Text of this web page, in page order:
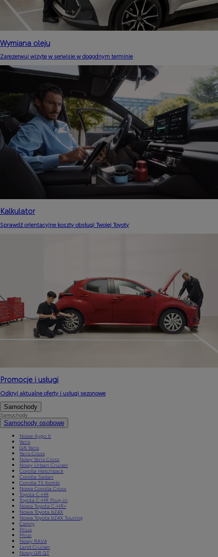
Wymiana oleju
Zarezerwuj wizytę w serwisie w dogodnym terminie
Kalkulator
Sprawdź orientacyjne koszty obsługi Twojej Toyoty
Promocje i usługi
Odkryj aktualne oferty i usługi sezonowe
Samochody
Samochody
Samochody osobowe
Nowe Aygo X
Yaris
GR Yaris
Yaris Cross
Nowy Yaris Cross
Nowy Urban Cruiser
Corolla Hatchback
Corolla Sedan
Corolla TS Kombi
Nowa Corolla Cross
Toyota C-HR
Toyota C-HR Plug-in
Nowa Toyota C-HR+
Nowa Toyota bZ4X
Nowa Toyota bZ4X Touring
Camry
Prius
Mirai
Nowy RAV4
Land Cruiser
Nowy GR GT